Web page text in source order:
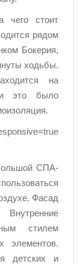
чего стоит
рядом
Бокерия,
ходьбы.
на
это было
СПА-
Фасад
стилем
элементов.
детских и